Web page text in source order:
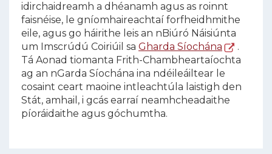
idirchaidreamh a dhéanamh agus as roinnt
faisnéise, le gníomhaireachtaí forfheidhmithe
eile, agus go háirithe leis an nBiúró Náisiúnta
um Imscrúdú Coiriúil sa Gharda Síochána
.
Tá Aonad tiomanta Frith-Chambheartaíochta
ag an nGarda Síochána ina ndéileáiltear le
cosaint ceart maoine intleachtúla laistigh den
Stát, amhail, i gcás earraí neamhcheadaithe
píoráidaithe agus góchumtha.